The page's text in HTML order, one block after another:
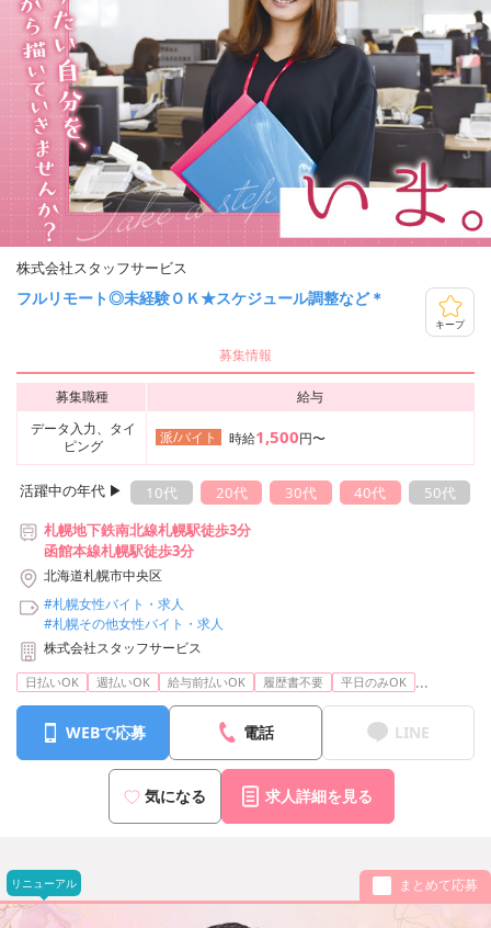
株式会社スタッフサービス
フルリモート◎未経験ＯＫ★スケジュール調整など＊
キープ
募集情報
募集職種
給与
データ入力、タイ
ピング
派/バイト 時給1,500円〜
活躍中の年代 ▶︎ 10代 20代 30代 40代
50代
札幌地下鉄南北線札幌駅徒歩3分
函館本線札幌駅徒歩3分
北海道札幌市中央区
#札幌女性バイト・求人
#札幌その他女性バイト・求人
株式会社スタッフサービス
日払いOK 週払いOK 給与前払いOK 履歴書不要 平日のみOK ...
WEBで応募 電話 LINE
気になる 求人詳細を見る
リニューアル まとめて応募